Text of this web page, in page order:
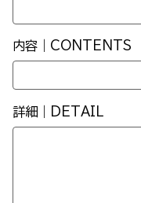
内容｜CONTENTS
詳細｜DETAIL